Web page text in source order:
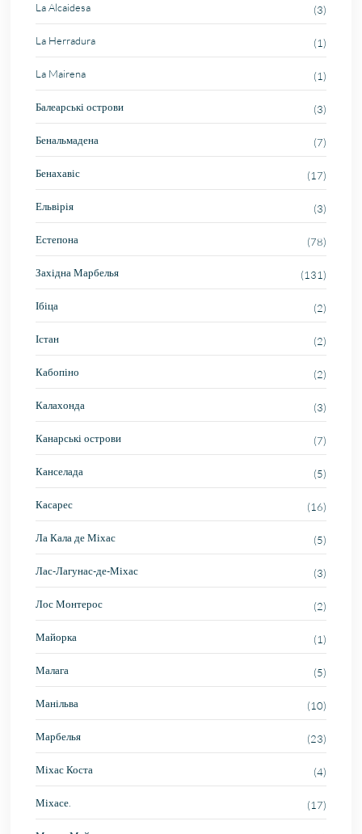
La Alcaidesa (3)
La Herradura (1)
La Mairena (1)
Балеарські острови (3)
Бенальмадена (7)
Бенахавіс (17)
Ельвірія (3)
Естепона (78)
Західна Марбелья (131)
Ібіца (2)
Істан (2)
Кабопіно (2)
Калахонда (3)
Канарські острови (7)
Канселада (5)
Касарес (16)
Ла Кала де Міхас (5)
Лас-Лагунас-де-Міхас (3)
Лос Монтерос (2)
Майорка (1)
Малага (5)
Манільва (10)
Марбелья (23)
Міхас Коста (4)
Міхасе. (17)